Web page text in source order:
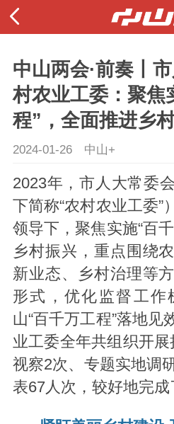
中山两会·前奏丨
村农业工委：聚焦
程”，全面推进乡
2024-01-26 中山+
2023年，市人大常委
下简称“农村农业工委”
领导下，聚焦实施“百
乡村振兴，重点围绕
新业态、乡村治理等
形式，优化监督工作
山“百千万工程”落地见
业工委全年共组织开
视察2次、专题实地调
表67人次，较好地完成